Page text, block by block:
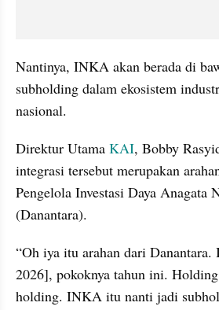
Nantinya, INKA akan berada di
subholding dalam ekosistem
nasional.
Direktur Utama KAI, Bobby
integrasi tersebut merupakan
Pengelola Investasi Daya Anagata
(Danantara).
“Oh iya itu arahan dari Danantara.
2026], pokoknya tahun ini.
holding. INKA itu nanti jadi